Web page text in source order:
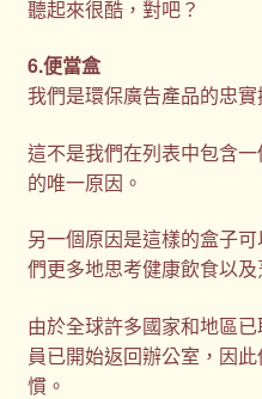
聽起來很酷，對吧？
6.便當盒
我們是環保廣告產品的忠
這不是我們在列表中包含
的唯一原因。
另一個原因是這樣的盒子
們更多地思考健康飲食以
由於全球許多國家和地區
員已開始返回辦公室，因
慣。